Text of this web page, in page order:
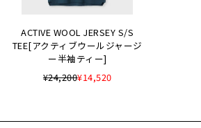
ACTIVE WOOL JERSEY S/S
TEE[アクティブウールジャージ
ー半袖ティー]
¥24,200¥14,520